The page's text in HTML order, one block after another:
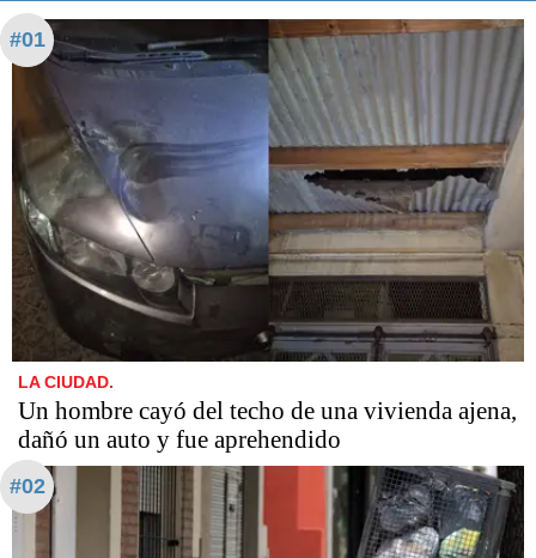
#01
LA CIUDAD.
Un hombre cayó del techo de una vivienda ajena,
dañó un auto y fue aprehendido
#02